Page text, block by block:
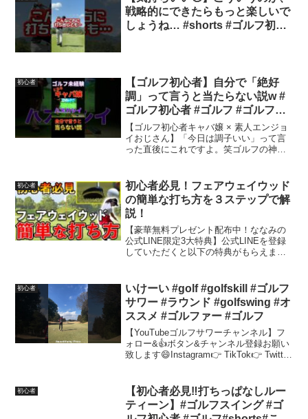
戦略的にできたらもっと楽しいで
しょうね… #shorts #ゴルフ初心
初心者
【ゴルフ初心者】自分で「絶好
調」って言うと当たらない説w #
ゴルフ初心者 #ゴルフ #ゴルフ女
子 #キャバ嬢ゴルフ #shorts
​【ゴルフ初心者キャバ嬢 × 素人エンジョ
イおじさん】​「今日は調子いい」って言
った直後にこれですよ。笑ゴルフの神様
ルフはガチ（？）な日常をアップしてま
す！少...
初心者
初心者必見！フェアウェイウッド
の簡単な打ち方を３ステップで解
説！
【豪華無料プレゼント配布中！ななみの
公式LINE限定3大特典】公式LINEを登録
していただくと以下の特典がもらえま
講義 ←土台が固まるプレゼント付✅安定
スイング...
初心者
いけーい #golf #golfskill #ゴルフ
サワー #ラウンド #golfswing #オ
ススメ #ゴルファー #ゴルフ
【YouTubeゴルフサワーチャンネル】フ
ォロー&👍ボタン&チャンネル登録お願い
致します😄Instagram👉 TikTok👉 Twitter
キ...
初心者
【初心者必見‼️打ちっぱなしルー
ティーン】#ゴルフスイング #ゴ